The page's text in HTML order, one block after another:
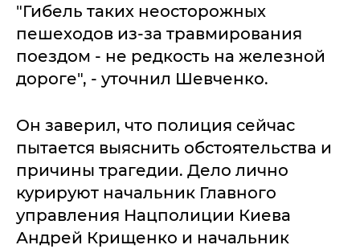
"Гибель таких неосторожных
пешеходов из-за травмирования
поездом - не редкость на железной
дороге", - уточнил Шевченко.
Он заверил, что полиция сейчас
пытается выяснить обстоятельства и
причины трагедии. Дело лично
курируют начальник Главного
управления Нацполиции Киева
Андрей Крищенко и начальник